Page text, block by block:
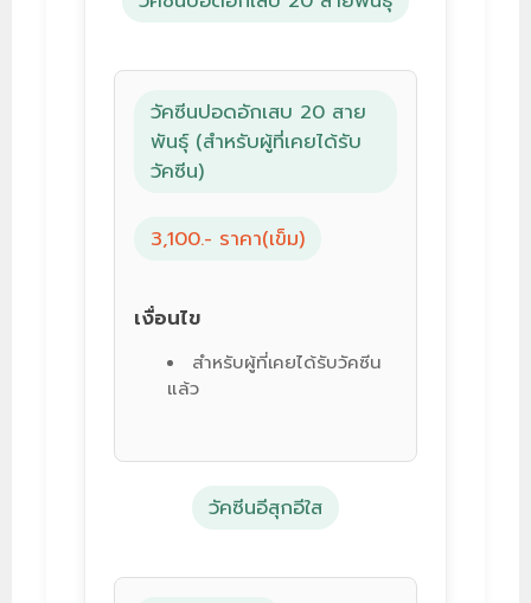
วัคซีนปอดอักเสบ 20 สาย
พันธุ์ (สำหรับผู้ที่เคยได้รับ
วัคซีน)
3,100.- ราคา(เข็ม)
เงื่อนไข
สำหรับผู้ที่เคยได้รับวัคซีน
แล้ว
วัคซีนอีสุกอีใส